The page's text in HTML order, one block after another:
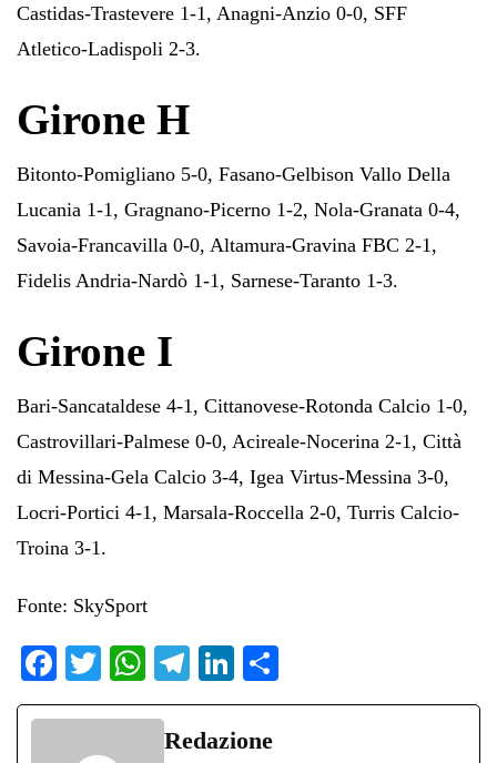
Castidas-Trastevere 1-1, Anagni-Anzio 0-0, SFF
Atletico-Ladispoli 2-3.
Girone H
Bitonto-Pomigliano 5-0, Fasano-Gelbison Vallo Della
Lucania 1-1, Gragnano-Picerno 1-2, Nola-Granata 0-4,
Savoia-Francavilla 0-0, Altamura-Gravina FBC 2-1,
Fidelis Andria-Nardò 1-1, Sarnese-Taranto 1-3.
Girone I
Bari-Sancataldese 4-1, Cittanovese-Rotonda Calcio 1-0,
Castrovillari-Palmese 0-0, Acireale-Nocerina 2-1, Città
di Messina-Gela Calcio 3-4, Igea Virtus-Messina 3-0,
Locri-Portici 4-1, Marsala-Roccella 2-0, Turris Calcio-
Troina 3-1.
Fonte: SkySport
Fa
ce
T
wi
W
ha
ts
Te
le
gr
Li
nk
ed
on
Redazione